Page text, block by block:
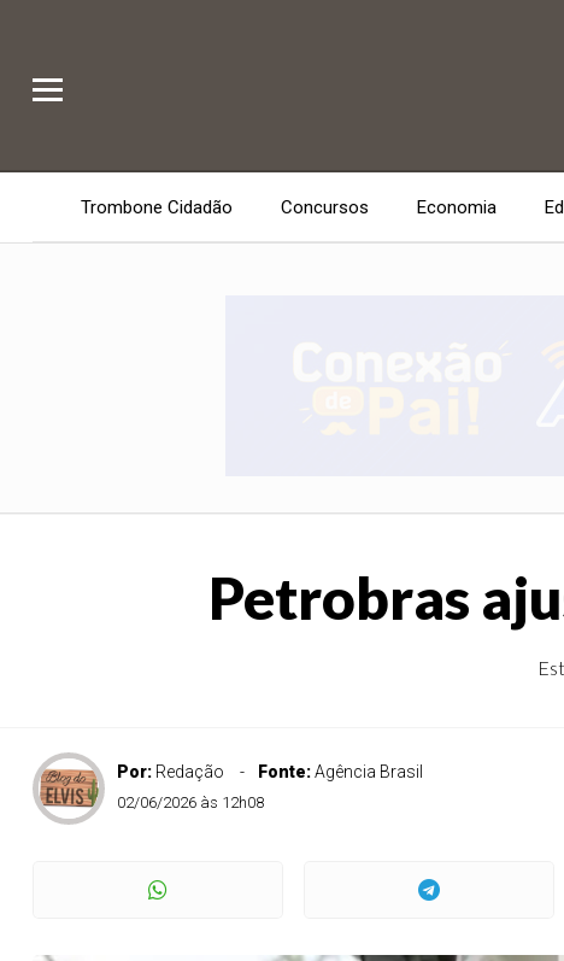
Trombone Cidadão Concursos Economia
Petrobras
Por: Redação Fonte:Agência Brasil
02/06/2026 às 12h08